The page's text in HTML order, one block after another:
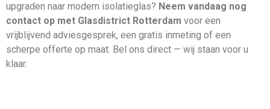
upgraden naar modern isolatieglas? Neem vandaag nog
contact op met Glasdistrict Rotterdam voor een
vrijblijvend adviesgesprek, een gratis inmeting of een
scherpe offerte op maat. Bel ons direct — wij staan voor u
klaar.